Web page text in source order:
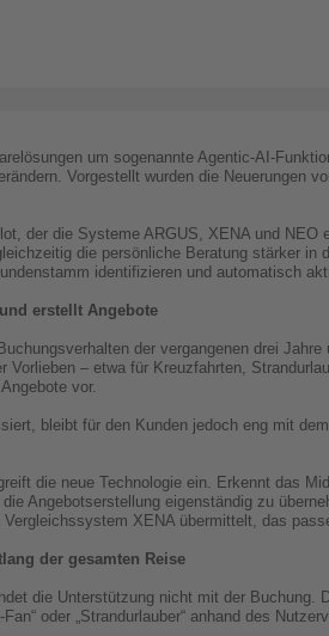
um sogenannte Agentic-AI-
Vorgestellt wurden die Neuerungen
der die Systeme ARGUS, XENA und
die persönliche Beratung stärker
identifizieren und automatisch
erstellt Angebote
der vergangenen drei
Vorlieben – etwa für Kreuzfahrten,
vor.
bleibt für den Kunden jedoch eng mit
die neue Technologie ein. Erkennt das
Angebotserstellung eigenständig zu
XENA übermittelt, das
der gesamten Reise
die Unterstützung nicht mit der
oder „Strandurlauber“ anhand des